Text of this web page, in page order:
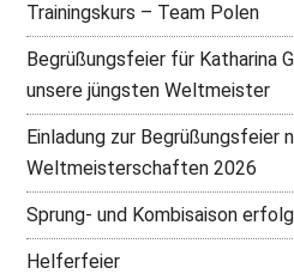
Trainingskurs – Team Polen
Begrüßungsfeier für Katharina
unsere jüngsten Weltmeister
Einladung zur Begrüßungsfeier
Weltmeisterschaften 2026
Sprung- und Kombisaison
Helferfeier